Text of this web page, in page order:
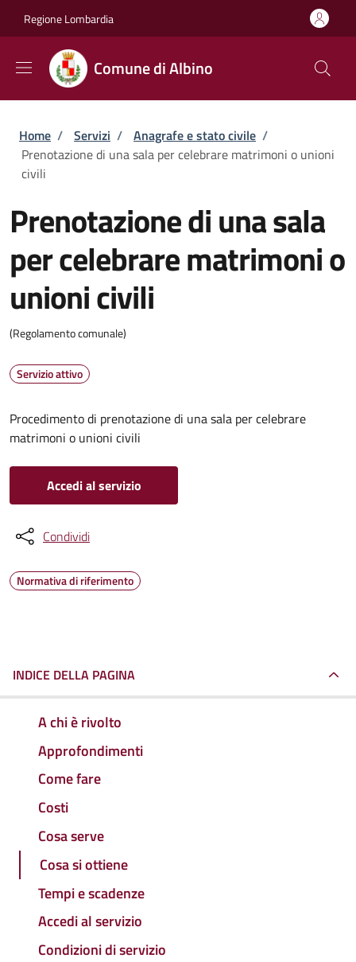
Regione Lombardia
Comune di Albino
Briciole di pane
Home / Servizi / Anagrafe e stato civile /
Prenotazione di una sala per celebrare matrimoni o unioni
civili
Prenotazione di una sala
per celebrare matrimoni o
unioni civili
(Regolamento comunale)
Servizio attivo
Procedimento di prenotazione di una sala per celebrare
matrimoni o unioni civili
Accedi al servizio
Condividi
Normativa di riferimento
INDICE DELLA PAGINA
A chi è rivolto
Approfondimenti
Come fare
Costi
Cosa serve
Cosa si ottiene
Tempi e scadenze
Accedi al servizio
Condizioni di servizio